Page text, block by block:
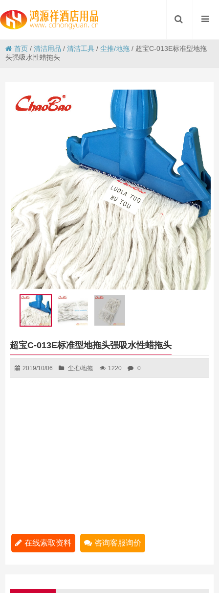
首页 /清洁用品 /清洁工具 /尘推/地拖 / 超宝C-013E标准型地拖
头强吸水性蜡拖头
超宝C-013E标准型地拖头强吸水性蜡拖头
2019/10/06 尘推/地拖 1220 0
在线索取资料 咨询客服询价